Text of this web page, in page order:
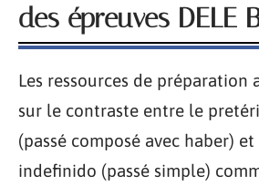
des épreuves DELE
Les ressources de préparation
sur le contraste entre le
(passé composé avec haber)
indefinido (passé simple)